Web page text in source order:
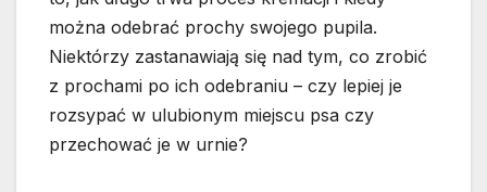
można odebrać prochy swojego pupila.
Niektórzy zastanawiają się nad tym, co zrobić
z prochami po ich odebraniu – czy lepiej je
rozsypać w ulubionym miejscu psa czy
przechować je w urnie?